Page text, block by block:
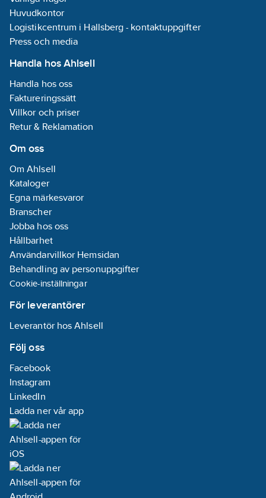
Huvudkontor
Logistikcentrum i Hallsberg - kontaktuppgifter
Press och media
Handla hos Ahlsell
Handla hos oss
Faktureringssätt
Villkor och priser
Retur & Reklamation
Om oss
Om Ahlsell
Kataloger
Egna märkesvaror
Branscher
Jobba hos oss
Hållbarhet
Användarvillkor Hemsidan
Behandling av personuppgifter
Cookie-inställningar
För leverantörer
Leverantör hos Ahlsell
Följ oss
Facebook
Instagram
LinkedIn
Ladda ner vår app